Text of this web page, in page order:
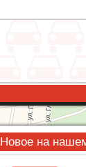
Новое на